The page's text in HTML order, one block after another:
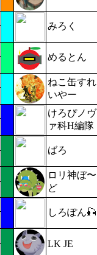
みろく
めるとん
ねこ缶すれ
いやー
けろぴノヴ
ァ科H編隊
ばろ
ロリ神ぼ〜
ど
しろぽん🎣
LK JE